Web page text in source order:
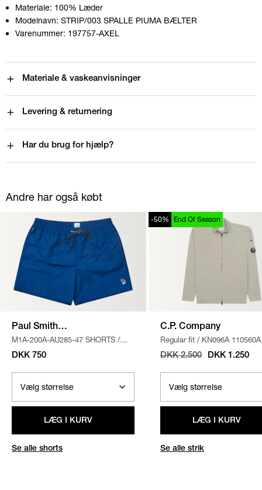
Materiale: 100% Læder
Modelnavn: STRIP/003 SPALLE PIUMA BÆLTER
Varenummer: 197757-AXEL
Materiale & vaskeanvisninger
Levering & returnering
Har du brug for hjælp?
Andre har også købt
Paul Smith
Accessories
M1A-200A-AU285-47 SHORTS /
BLÅ
DKK 750
LÆG I KURV
Se alle shorts
-50% End Of Season
C.P. Company
Regular fit / KN096A 110560A
STRIK / SAND
DKK 2.500 DKK 1.250
LÆG I KURV
Se alle strik